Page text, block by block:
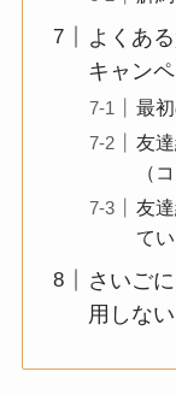
よくあ
キャン
最
友
（
友
て
さいご
用しない